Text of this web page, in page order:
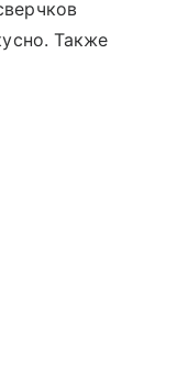
Также